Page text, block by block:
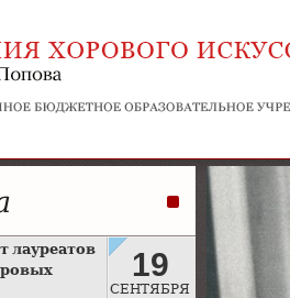
лауреатов
19
СЕНТЯБРЯ